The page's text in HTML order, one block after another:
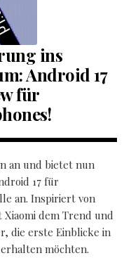
ins
Android 17
für
an und bietet nun
17 für
an. Inspiriert von
dem Trend und
die erste Einblicke in
möchten.